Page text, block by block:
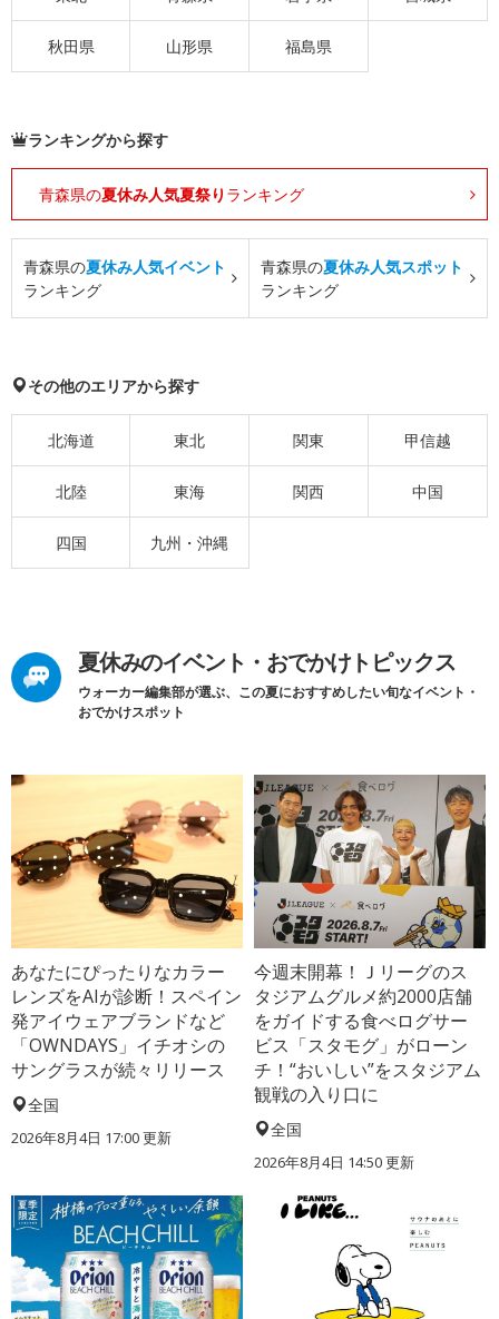
秋田県 山形県 福島県
ランキングから探す
青森県の夏休み人気夏祭り ランキング
青森県の夏休み人気イベント
ランキング
青森県の夏休み人気スポット
ランキング
その他のエリアから探す
北海道 東北 関東 甲信越
北陸 東海 関西 中国
四国 九州・沖縄
夏休みのイベント・おでかけトピックス
ウォーカー編集部が選ぶ、この夏におすすめしたい旬なイベント・
おでかけスポット
あなたにぴったりなカラー
レンズをAIが診断！スペイン
発アイウェアブランドなど
「OWNDAYS」イチオシの
サングラスが続々リリース
全国
2026年8月4日 17:00更新
今週末開幕！Ｊリーグのス
タジアムグルメ約2000店舗
をガイドする食べログサー
ビス「スタモグ」がローン
チ！“おいしい”をスタジアム
観戦の入り口に
全国
2026年8月4日 14:50更新